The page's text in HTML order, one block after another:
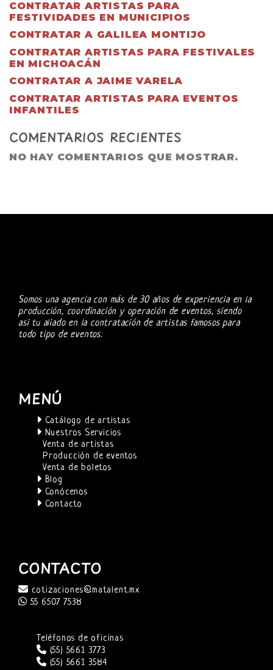
CONTRATAR ARTISTAS PARA
FESTIVIDADES EN MUNICIPIOS
CONTRATAR A GALILEA MONTIJO
CONTRATAR ARTISTAS PARA FESTIVALES
EN MICHOACÁN
CONTRATAR A JAIME VARELA
CONTRATAR ARTISTAS PARA EVENTOS
INFANTILES
COMENTARIOS RECIENTES
NO HAY COMENTARIOS QUE MOSTRAR.
Somos una agencia con más de 30 años de experiencia en la
producción, coordinación y operación de eventos, siendo
asi tu aliado en la contratación de artistas famosos para
todo tipo de eventos.
MENÚ
Catálogo de artistas
Nuestros Servicios
Venta de artistas
Producción de eventos
Venta de boletos
Blog
Conócenos
Contacto
CONTACTO
cotizaciones@matalent.mx
55 6507 7538
Teléfonos de oficinas
(55) 5661 3773
(55) 5661 3584